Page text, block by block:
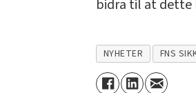
bidra til at dette
NYHETER FNS